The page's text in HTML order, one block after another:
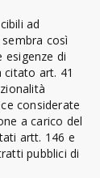
ad
così
di
citato art. 41
considerate
a carico del
artt. 146 e
pubblici di